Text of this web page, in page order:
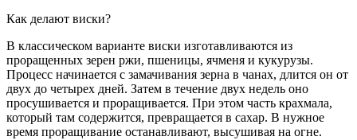
Как делают виски?
В классическом варианте виски изготавливаются из
проращенных зерен ржи, пшеницы, ячменя и кукурузы.
Процесс начинается с замачивания зерна в чанах, длится он от
двух до четырех дней. Затем в течение двух недель оно
просушивается и проращивается. При этом часть крахмала,
который там содержится, превращается в сахар. В нужное
время проращивание останавливают, высушивая на огне.